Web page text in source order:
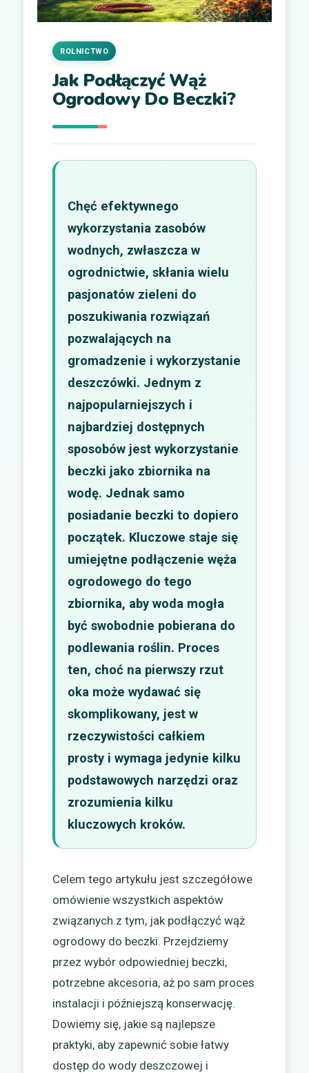
Jak Podłączyć Wąż
Ogrodowy Do Beczki?
ROLNICTWO
Chęć efektywnego
wykorzystania zasobów
wodnych, zwłaszcza w
ogrodnictwie, skłania wielu
pasjonatów zieleni do
poszukiwania rozwiązań
pozwalających na
gromadzenie i wykorzystanie
deszczówki. Jednym z
najpopularniejszych i
najbardziej dostępnych
sposobów jest wykorzystanie
beczki jako zbiornika na
wodę. Jednak samo
posiadanie beczki to dopiero
początek. Kluczowe staje się
umiejętne podłączenie węża
ogrodowego do tego
zbiornika, aby woda mogła
być swobodnie pobierana do
podlewania roślin. Proces
ten, choć na pierwszy rzut
oka może wydawać się
skomplikowany, jest w
rzeczywistości całkiem
prosty i wymaga jedynie kilku
podstawowych narzędzi oraz
zrozumienia kilku
kluczowych kroków.
Celem tego artykułu jest szczegółowe
omówienie wszystkich aspektów
związanych z tym, jak podłączyć wąż
ogrodowy do beczki. Przejdziemy
przez wybór odpowiedniej beczki,
potrzebne akcesoria, aż po sam proces
instalacji i późniejszą konserwację.
Dowiemy się, jakie są najlepsze
praktyki, aby zapewnić sobie łatwy
dostęp do wody deszczowej i